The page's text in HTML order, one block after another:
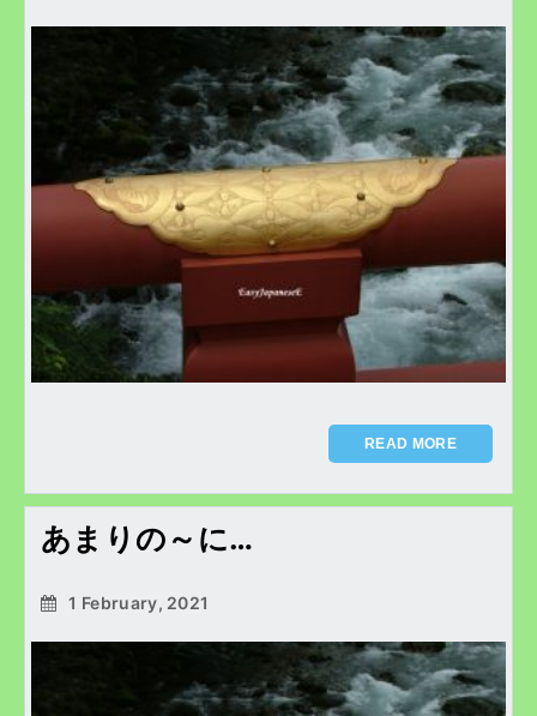
READ MORE
あまりの～に…
1 February, 2021